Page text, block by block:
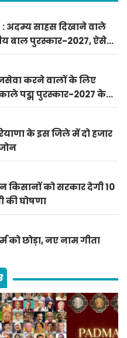
अदम्य साहस दिखाने वाले
बाल पुरस्कार-2027, ऐसे
करने वालों के लिए
पद्म पुरस्कार-2027 के
के इस जिले में दो हजार
किसानों को सरकार देगी 10
की घोषणा
को छोड़ा, नए नाम गीता